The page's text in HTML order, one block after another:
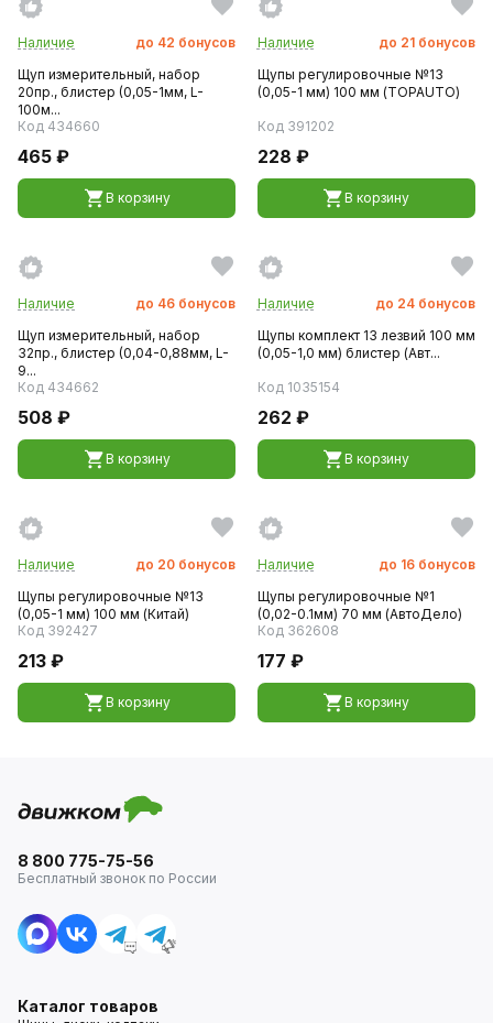
Наличие до 42 бонусов
Щуп измерительный, набор
20пр., блистер (0,05-1мм, L-
100м...
Код 434660
465 ₽
В корзину
Наличие до 21 бонусов
Щупы регулировочные №13
(0,05-1 мм) 100 мм (TOPAUTO)
Код 391202
228 ₽
В корзину
Наличие до 46 бонусов
Щуп измерительный, набор
32пр., блистер (0,04-0,88мм, L-
9...
Код 434662
508 ₽
В корзину
Наличие до 24 бонусов
Щупы комплект 13 лезвий 100 мм
(0,05-1,0 мм) блистер (Авт...
Код 1035154
262 ₽
В корзину
Наличие до 20 бонусов
Щупы регулировочные №13
(0,05-1 мм) 100 мм (Китай)
Код 392427
213 ₽
В корзину
Наличие до 16 бонусов
Щупы регулировочные №1
(0,02-0.1мм) 70 мм (АвтоДело)
Код 362608
177 ₽
В корзину
8 800 775-75-56
Бесплатный звонок по России
Каталог товаров